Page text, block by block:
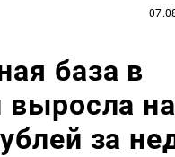
база в
выросла
за